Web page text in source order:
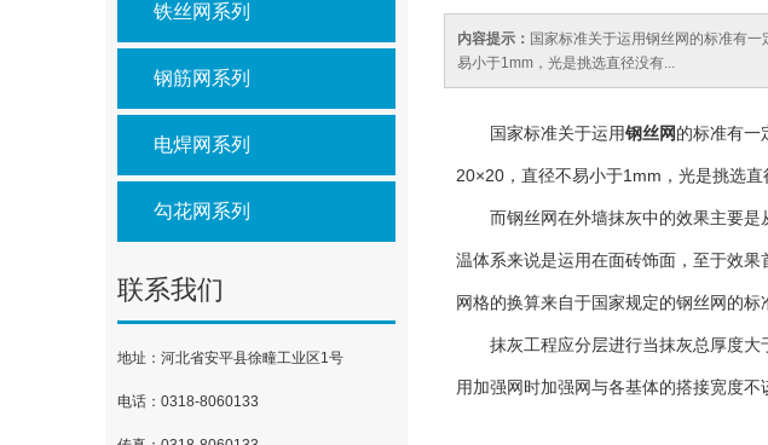
铁丝网系列
钢筋网系列
电焊网系列
勾花网系列
联系我们
地址：河北省安平县徐疃工业区1号
电话：0318-8060133
内容提示： 国家标准关于运用钢丝网的标准有
易小于1mm，光是挑选直径没有...
国家标准关于运用钢丝网的标准有一
20×20，直径不易小于1mm，光是挑选
而钢丝网在外墙抹灰中的效果主要
温体系来说是运用在面砖饰面，至于效
网格的换算来自于国家规定的钢丝网的标
抹灰工程应分层进行当抹灰总厚度
用加强网时加强网与各基体的搭接宽度不